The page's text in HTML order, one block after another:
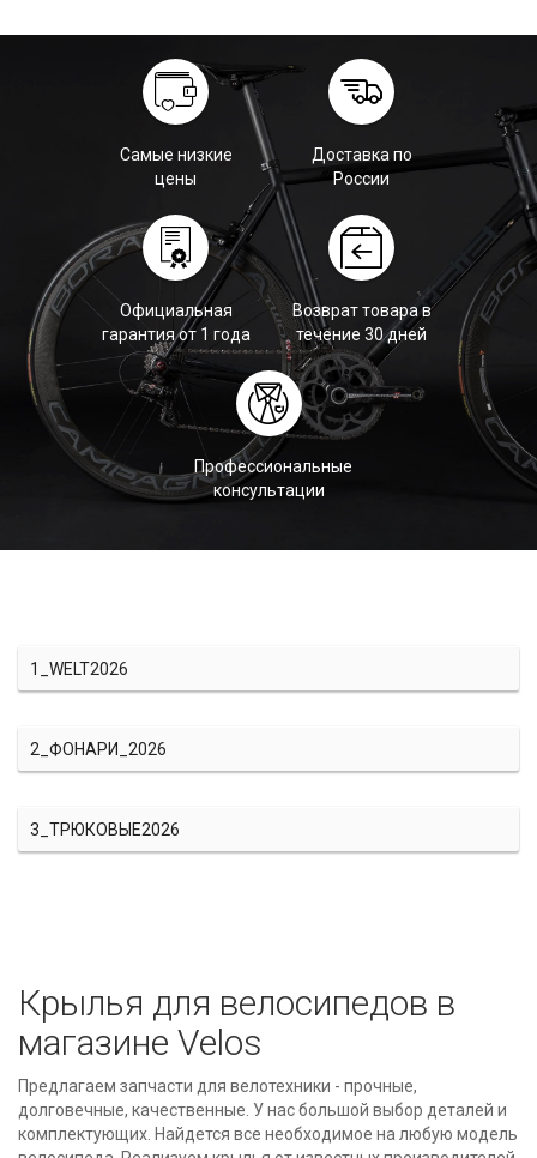
Самые низкие
цены
Доставка по
России
Официальная
гарантия от 1 года
Возврат товара в
течение 30 дней
Профессиональные
консультации
1_WELT2026
2_ФОНАРИ_2026
3_ТРЮКОВЫЕ2026
Крылья для велосипедов в
магазине Velos
Предлагаем запчасти для велотехники - прочные,
долговечные, качественные. У нас большой выбор деталей и
комплектующих. Найдется все необходимое на любую модель